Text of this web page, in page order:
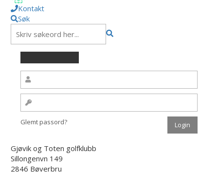
Kontakt
Søk
Glemt passord?
Gjøvik og Toten golfklubb
Sillongenvn 149
2846 Bøverbru